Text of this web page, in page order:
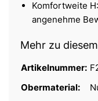
Komfortweite
angenehme
Mehr zu
Artikelnummer:
Obermaterial: